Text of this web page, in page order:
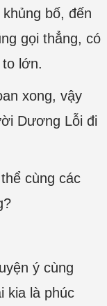
bố, đến
gọi thẳng, có
lớn.
xong, vậy
Dương Lỗi đi
cùng các
ý cùng
kia là phúc